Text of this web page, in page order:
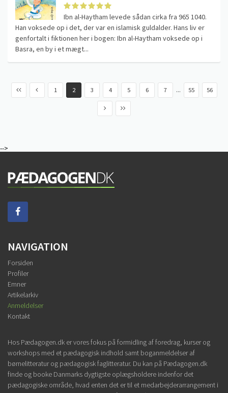
Ibn al-Haytham levede sådan cirka fra 965 1040.
Han voksede op i det, der var en islamisk guldalder. Hans liv er
genfortalt i fiktionen her i bogen: Ibn al-Haytham voksede op i
Basra, en by i et mægt...
1 2 3 4 5 6 7 ... 55 56
-->
NAVIGATION
Forsiden
Profiler
Emner
Artikelarkiv
Anmeldelser
Kontakt
Hos Pædagogen.dk er vores fokus på formidling af foredrag, kurser og
workshops med et pædagogisk indhold samt boganmeldelser af
børnelitteratur og pædagogisk faglitteratur. Du kan på Pædagogen.dk
finde og booke Danmarks dygtigste oplægsholdere indenfor det
pædagogiske område, hvad enten det er til et medarbejderarrangement i